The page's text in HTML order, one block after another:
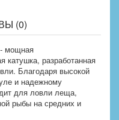
(0)
- мощная
катушка, разработанная
Благодаря высокой
и надежному
для ловли леща,
рыбы на средних и